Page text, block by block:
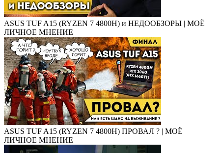
ASUS TUF A15 (RYZEN 7 4800H) и НЕДООБЗОРЫ | МОЁ
ЛИЧНОЕ МНЕНИЕ
ASUS TUF A15 (RYZEN 7 4800H) ПРОВАЛ ? | МОЁ
ЛИЧНОЕ МНЕНИЕ